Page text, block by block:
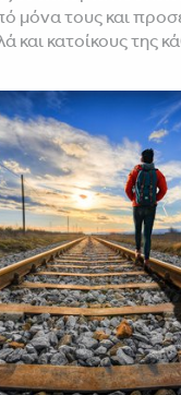
μόνα τους και
και κατοίκους της